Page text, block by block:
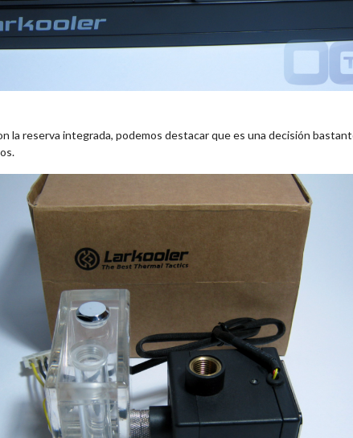
la reserva integrada, podemos destacar que es una decisión